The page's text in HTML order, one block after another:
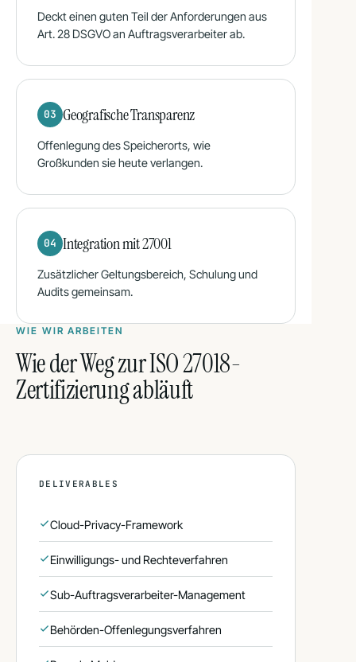
Deckt einen guten Teil der Anforderungen aus
Art. 28 DSGVO an Auftragsverarbeiter ab.
03 Geografische Transparenz
Offenlegung des Speicherorts, wie
Großkunden sie heute verlangen.
04 Integration mit 27001
Zusätzlicher Geltungsbereich, Schulung und
Audits gemeinsam.
WIE WIR ARBEITEN
Wie der Weg zur ISO 27018-
Zertifizierung abläuft
DELIVERABLES
Cloud-Privacy-Framework
Einwilligungs- und Rechteverfahren
Sub-Auftragsverarbeiter-Management
Behörden-Offenlegungsverfahren